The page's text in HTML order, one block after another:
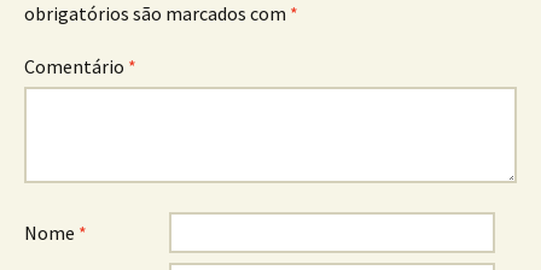
obrigatórios são marcados com *
Comentário *
Nome *